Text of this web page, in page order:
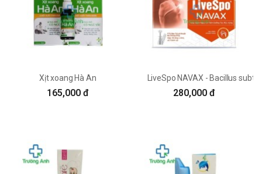
Xịt xoang Hà An
165,000 đ
LiveSpo NAVAX - Bacillus
280,000 đ